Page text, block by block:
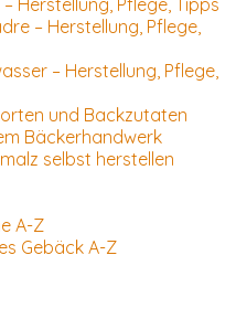
Herstellung, Pflege, Tipps
– Herstellung, Pflege,
– Herstellung, Pflege,
und Backzutaten
Bäckerhandwerk
selbst herstellen
A-Z
Gebäck A-Z